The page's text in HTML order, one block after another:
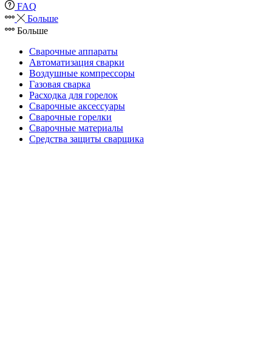
FAQ
Больше
Больше
Сварочные аппараты
Автоматизация сварки
Воздушные компрессоры
Газовая сварка
Расходка для горелок
Сварочные аксессуары
Сварочные горелки
Сварочные материалы
Средства защиты сварщика